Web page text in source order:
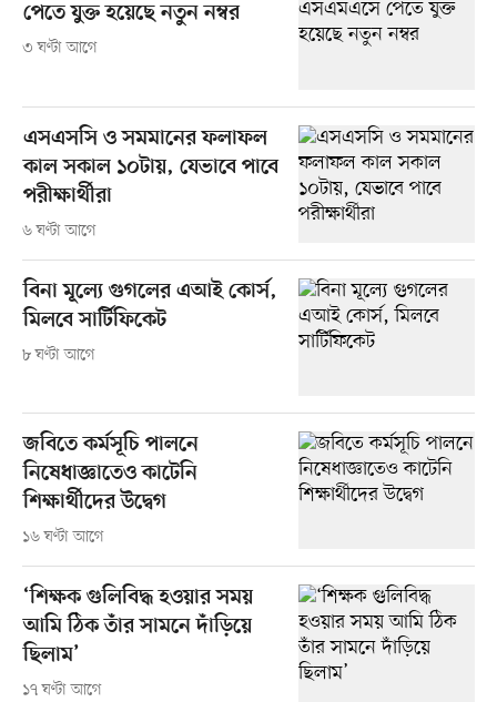
পেতে যুক্ত হয়েছে নতুন নম্বর
৩ ঘণ্টা আগে
এসএসসি ও সমমানের ফলাফল
কাল সকাল ১০টায়, যেভাবে পাবে
পরীক্ষার্থীরা
৬ ঘণ্টা আগে
বিনা মূল্যে গুগলের এআই কোর্স,
মিলবে সার্টিফিকেট
৮ ঘণ্টা আগে
জবিতে কর্মসূচি পালনে
নিষেধাজ্ঞাতেও কাটেনি
শিক্ষার্থীদের উদ্বেগ
১৬ ঘণ্টা আগে
‘শিক্ষক গুলিবিদ্ধ হওয়ার সময়
আমি ঠিক তাঁর সামনে দাঁড়িয়ে
ছিলাম’
১৭ ঘণ্টা আগে